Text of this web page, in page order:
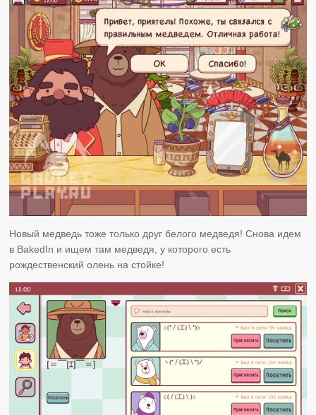
Новый медведь тоже только друг белого медведя! Снова идем
в BakedIn и ищем там медведя, у которого есть
рождественский олень на стойке!